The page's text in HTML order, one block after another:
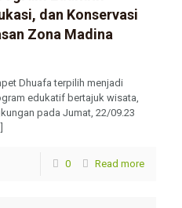
dan Konservasi
Zona Madina
Dhuafa terpilih menjadi
edukatif bertajuk wisata,
pada Jumat, 22/09.23
0 Read more